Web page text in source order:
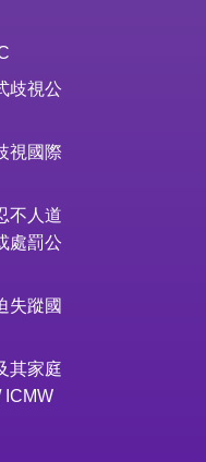
歧視公
視國際
不人道
處罰公
失蹤國
其家庭
ICMW